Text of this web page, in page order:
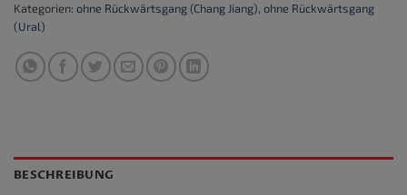
Kategorien: ohne Rückwärtsgang (Chang Jiang), ohne Rückwärtsgang
(Ural)
BESCHREIBUNG